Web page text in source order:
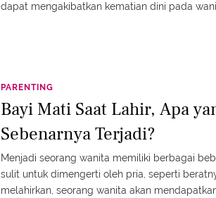
dapat mengakibatkan kematian dini pada
PARENTING
Bayi Mati Saat Lahir, Apa
Sebenarnya Terjadi?
Menjadi seorang wanita memiliki berbagai
sulit untuk dimengerti oleh pria, seperti
melahirkan, seorang wanita akan